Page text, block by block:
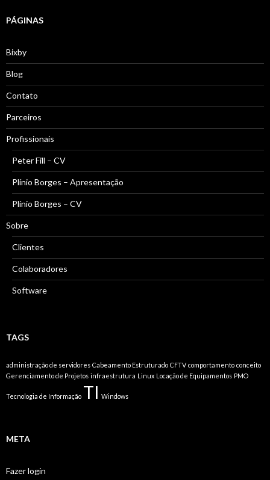
PÁGINAS
Bixby
Blog
Contato
Parceiros
Profissionais
Peter Fill – CV
Plínio Borges – Apresentação
Plínio Borges – CV
Sobre
Clientes
Colaboradores
Software
TAGS
administração de servidores Cabeamento Estruturado CFTV comportamento conceito
Gerenciamento de Projetos infraestrutura Linux Locação de Equipamentos PMO
Tecnologia de Informação TI Windows
META
Fazer login